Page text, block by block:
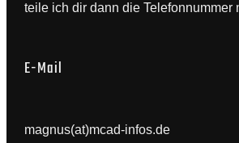
teile ich dir dann die Telefonnummer
E-Mail
magnus(at)mcad-infos.de